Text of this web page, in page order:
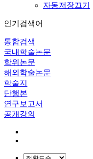
자동저장끄기
인기검색어
통합검색
국내학술논문
학위논문
해외학술논문
학술지
단행본
연구보고서
공개강의